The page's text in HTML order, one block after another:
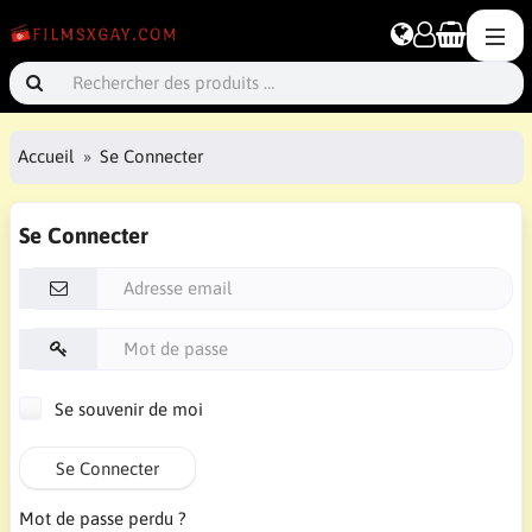
Accueil Se Connecter
Se Connecter
Se souvenir de moi
Se Connecter
Mot de passe perdu ?